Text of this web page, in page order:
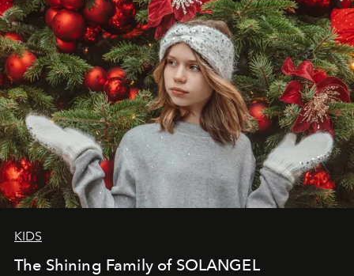
KIDS
The Shining Family of SOLANGEL